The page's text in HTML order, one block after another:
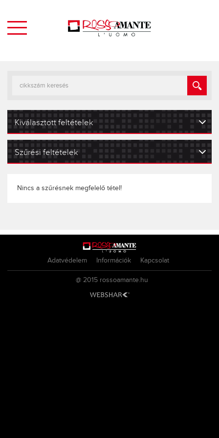
Kiválasztott feltételek
Szűrési feltételek
Nincs a szűrésnek megfelelő tétel!
Adatvédelem Információk Kapcsolat
@ 2015 rossoamante.hu